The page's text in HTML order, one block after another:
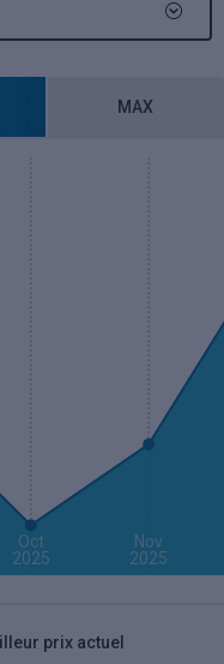
MAX
Oct
2025
Nov
2025
prix actuel